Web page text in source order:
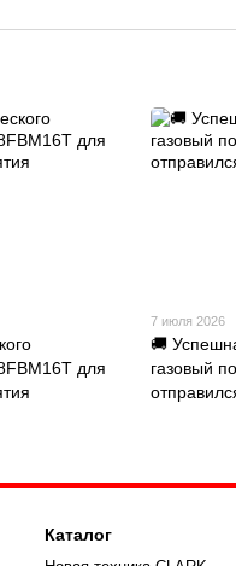
для
7 июля 2026
🚚
газовый
Каталог